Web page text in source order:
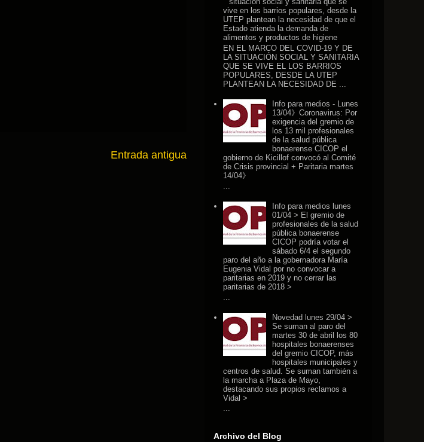
Entrada antigua
vive en los barrios populares, desde la
UTEP plantean la necesidad de que el
Estado atienda la demanda de
alimentos y productos de higiene
EN EL MARCO DEL COVID-19 Y DE
LA SITUACIÓN SOCIAL Y SANITARIA
QUE SE VIVE EL LOS BARRIOS
POPULARES, DESDE LA UTEP
PLANTEAN LA NECESIDAD DE ...
Info para medios - Lunes
13/04》Coronavirus: Por
exigencia del gremio de
los 13 mil profesionales
de la salud pública
bonaerense CICOP el
gobierno de Kicillof convocó al Comité
de Crisis provincial + Paritaria martes
14/04》
Info para medios lunes
01/04 > El gremio de
profesionales de la salud
pública bonaerense
CICOP podría votar el
sábado 6/4 el segundo
paro del año a la gobernadora María
Eugenia Vidal por no convocar a
paritarias en 2019 y no cerrar las
paritarias de 2018 >
...
Novedad lunes 29/04 >
Se suman al paro del
martes 30 de abril los 80
hospitales bonaerenses
del gremio CICOP, más
hospitales municipales y
centros de salud. Se suman también a
la marcha a Plaza de Mayo,
destacando sus propios reclamos a
Vidal >
...
Archivo del Blog